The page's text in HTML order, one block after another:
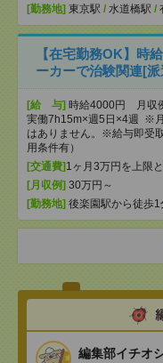
[勤務地] 東京駅 / 水道橋駅 /
【在宅勤務OK】時
ーカーで治験関連[派
[給 与] 時給4000円 月収
実働7h15m×週5日×4週 ※
はありません。※給与即受
用条件有）
[交通費] 1ヶ月3万円を上限
[月収例] 30万円～
[勤務地] 後楽園駅から徒歩1
編集部イチオ